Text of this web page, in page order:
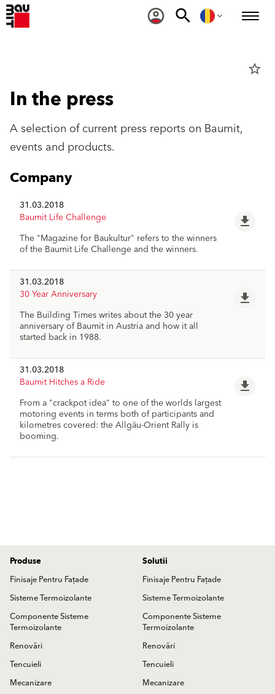
star_border
In the press
A selection of current press reports on Baumit,
events and products.
Company
31.03.2018
Baumit Life Challenge
The "Magazine for Baukultur" refers to the winners
of the Baumit Life Challenge and the winners.
file_download
31.03.2018
30 Year Anniversary
The Building Times writes about the 30 year
anniversary of Baumit in Austria and how it all
started back in 1988.
file_download
31.03.2018
Baumit Hitches a Ride
From a "crackpot idea" to one of the worlds largest
motoring events in terms both of participants and
kilometres covered: the Allgäu-Orient Rally is
booming.
file_download
Produse
Finisaje Pentru Fațade
Sisteme Termoizolante
Componente Sisteme
Termoizolante
Renovări
Tencuieli
Mecanizare
Solutii
Finisaje Pentru Fațade
Sisteme Termoizolante
Componente Sisteme
Termoizolante
Renovări
Tencuieli
Mecanizare